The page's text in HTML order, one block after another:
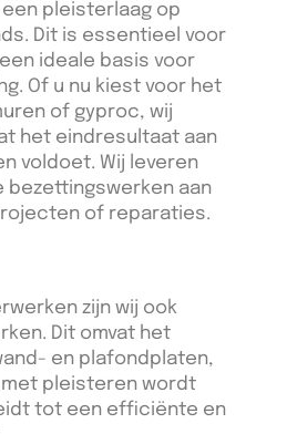
pleisterlaag op
Dit is essentieel voor
ideale basis voor
Of u nu kiest voor het
of gyproc, wij
het eindresultaat aan
voldoet. Wij leveren
bezettingswerken aan
of reparaties.
zijn wij ook
Dit omvat het
en plafondplaten,
met pleisteren wordt
tot een efficiënte en